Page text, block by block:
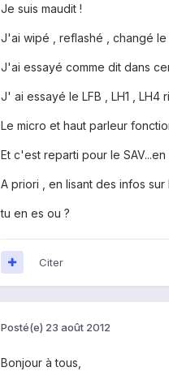
Je suis maudit !
J'ai wipé , reflashé , changé
J'ai essayé comme dit dans
J' ai essayé le LFB , LH1 ,
Le micro et haut parleur
Et c'est reparti pour le
A priori , en lisant des infos
tu en es ou ?
Citer
Posté(e) 23 août 2012
Bonjour à tous,